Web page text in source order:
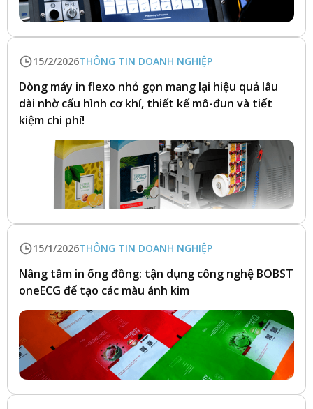
15/2/2026THÔNG TIN DOANH NGHIỆP
Dòng máy in flexo nhỏ gọn mang lại hiệu quả lâu
dài nhờ cấu hình cơ khí, thiết kế mô-đun và tiết
kiệm chi phí!
15/1/2026THÔNG TIN DOANH NGHIỆP
Nâng tầm in ống đồng: tận dụng công nghệ BOBST
oneECG để tạo các màu ánh kim